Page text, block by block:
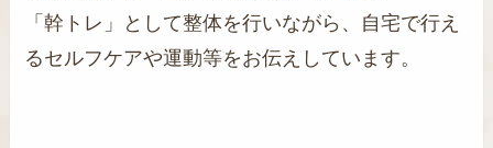
「幹トレ」として整体を行いながら、自宅で行え
るセルフケアや運動等をお伝えしています。